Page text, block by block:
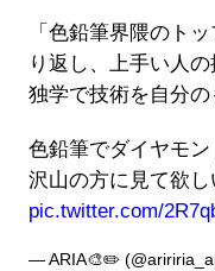
「色鉛筆界隈のト
り返し、上手い人
独学で技術を自分の
色鉛筆でダイヤモ
沢山の方に見て欲し
pic.twitter.com/
— ARIA🎨✏️